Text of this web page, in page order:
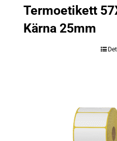
Termoetikett
Kärna 25mm